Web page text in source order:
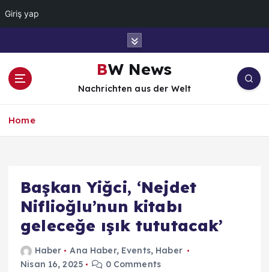
Giriş yap
BW News
Nachrichten aus der Welt
Home
Başkan Yiğci, ‘Nejdet
Niflioğlu’nun kitabı
geleceğe ışık tututacak’
Haber Ana Haber, Events, Haber
Nisan 16, 2025
0 Comments